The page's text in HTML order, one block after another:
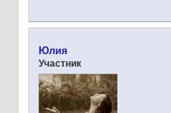
Юлия
Участник